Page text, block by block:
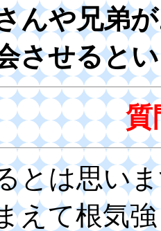
んや兄弟
させると
質
とは思い
えて根気